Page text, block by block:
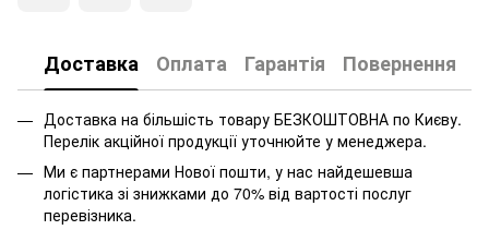
Доставка Оплата Гарантія Повернення
Доставка на більшість товару БЕЗКОШТОВНА по Києву.
Перелік акційної продукції уточнюйте у менеджера.
Ми є партнерами Нової пошти, у нас найдешевша
логістика зі знижками до 70% від вартості послуг
перевізника.